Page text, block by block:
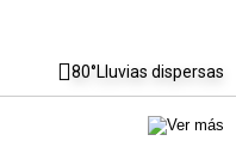
80°Lluvias dispersas